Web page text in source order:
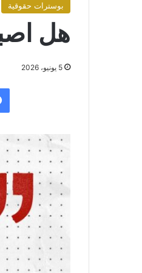
بوسترات حقوقية
هل
5 يونيو، 2026